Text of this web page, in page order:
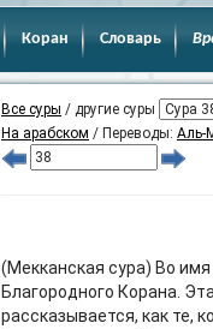
Коран Словарь
Все суры / другие суры
На арабском / Переводы: Аль-
(Мекканская сура) Во
Благородного Корана.
рассказывается, как те,